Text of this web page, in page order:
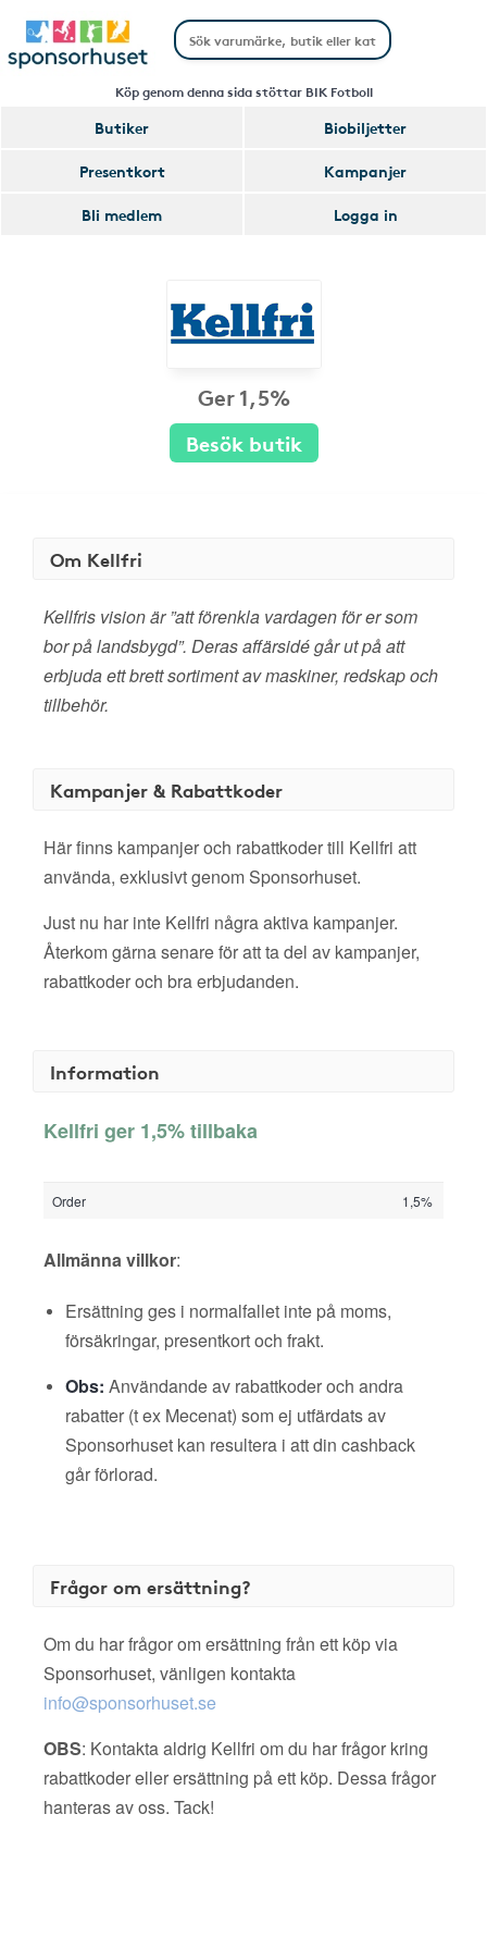
Köp genom denna sida stöttar BIK Fotboll
Butiker
Biobiljetter
Presentkort
Kampanjer
Bli medlem
Logga in
Ger 1,5%
Besök butik
Om Kellfri
Kellfris vision är ”att förenkla vardagen för er som
bor på landsbygd”. Deras affärsidé går ut på att
erbjuda ett brett sortiment av maskiner, redskap och
tillbehör.
Kampanjer & Rabattkoder
Här finns kampanjer och rabattkoder till Kellfri att
använda, exklusivt genom Sponsorhuset.
Just nu har inte Kellfri några aktiva kampanjer.
Återkom gärna senare för att ta del av kampanjer,
rabattkoder och bra erbjudanden.
Information
Kellfri ger 1,5% tillbaka
Order 1,5%
Allmänna villkor:
Ersättning ges i normalfallet inte på moms,
försäkringar, presentkort och frakt.
Obs: Användande av rabattkoder och andra
rabatter (t ex Mecenat) som ej utfärdats av
Sponsorhuset kan resultera i att din cashback
går förlorad.
Frågor om ersättning?
Om du har frågor om ersättning från ett köp via
Sponsorhuset, vänligen kontakta
info@sponsorhuset.se
OBS: Kontakta aldrig Kellfri om du har frågor kring
rabattkoder eller ersättning på ett köp. Dessa frågor
hanteras av oss. Tack!